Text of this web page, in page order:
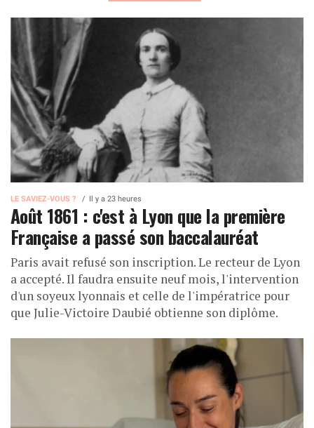
LE SAVIEZ-VOUS ? Il y a 23 heures
Août 1861 : c'est à Lyon que la première
Française a passé son baccalauréat
Paris avait refusé son inscription. Le recteur de Lyon
a accepté. Il faudra ensuite neuf mois, l'intervention
d'un soyeux lyonnais et celle de l'impératrice pour
que Julie-Victoire Daubié obtienne son diplôme.